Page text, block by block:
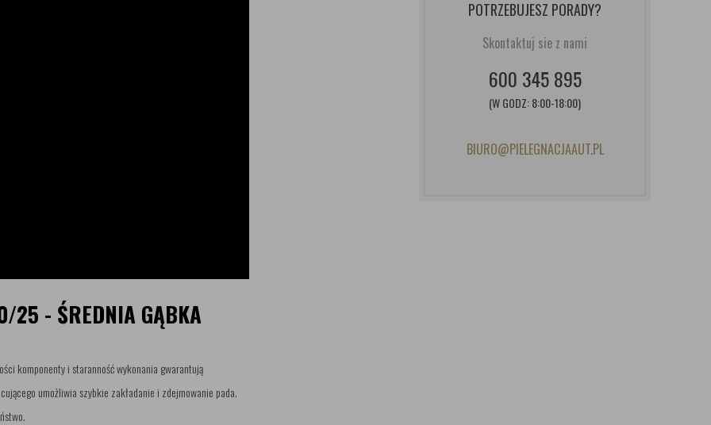
25 - ŚREDNIA GĄBKA
komponenty i staranność wykonania gwarantują
umożliwia szybkie zakładanie i zdejmowanie pada.
POTRZEBUJESZ PORADY?
Skontaktuj sie z nami
600 345 895
(W GODZ: 8:00-18:00)
BIURO@PIELEGNACJAAUT.PL